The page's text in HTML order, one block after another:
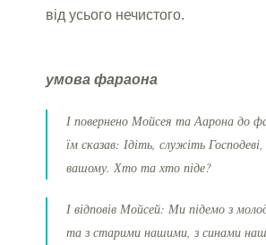
від усього нечистого.
умова фараона
І повернено Мойсея та Аарона до
їм сказав: Ідіть, служіть Господеві,
вашому. Хто та хто піде?
І відповів Мойсей: Ми підемо з
та з старими нашими, з синами